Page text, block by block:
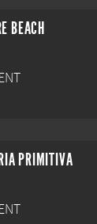
BEACH
PRIMITIVA